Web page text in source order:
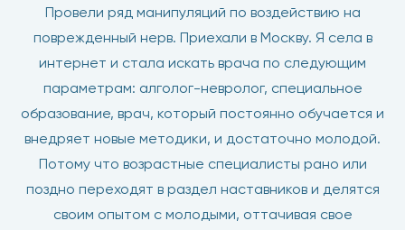
Провели ряд манипуляций по воздействию на
поврежденный нерв. Приехали в Москву. Я села в
интернет и стала искать врача по следующим
параметрам: алголог-невролог, специальное
образование, врач, который постоянно обучается и
внедряет новые методики, и достаточно молодой.
Потому что возрастные специалисты рано или
поздно переходят в раздел наставников и делятся
своим опытом с молодыми, оттачивая свое